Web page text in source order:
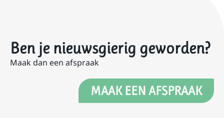
Ben je nieuwsgierig geworden?
Maak dan een afspraak
MAAK EEN AFSPRAAK